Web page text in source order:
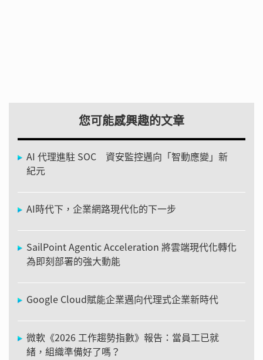
您可能感興趣的文章
AI 代理進駐 SOC 資安監控邁向「智動應變」新
紀元
AI時代下，企業網路現代化的下一步
SailPoint Agentic Acceleration 將雲端現代化轉化
為即刻部署的強大動能
Google Cloud賦能企業邁向代理式企業新時代
微軟《2026 工作趨勢指數》報告：當員工已就
緒，組織準備好了嗎？